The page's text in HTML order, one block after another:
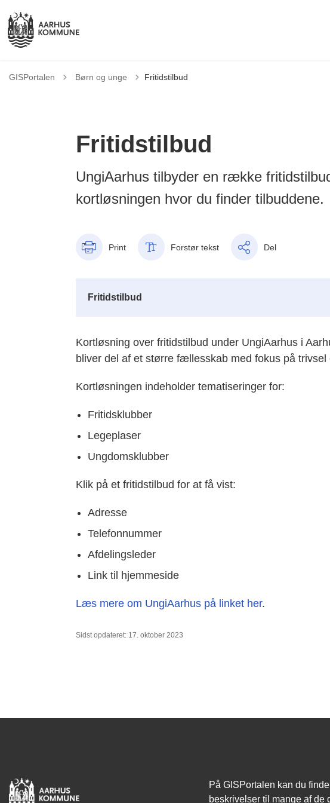
GISPortalen Tilbage til
Børn og unge Fritidstilbud
Fritidstilbud
UngiAarhus tilbyder en række
kortløsningen hvor du finder tilbuddene.
Print Forstør tekst Del
Fritidstilbud
Kortløsning over fritidstilbud under UngiAarhus i
bliver del af et større fællesskab med fokus på trivsel
Kortløsningen indeholder tematiseringer for:
Fritidsklubber
Legeplaser
Ungdomsklubber
Klik på et fritidstilbud for at få vist:
Adresse
Telefonnummer
Afdelingsleder
Link til hjemmeside
Læs mere om UngiAarhus på linket her.
Sidst opdateret: 17. oktober 2023
På GISPortalen kan du
beskrivelser til mange af de